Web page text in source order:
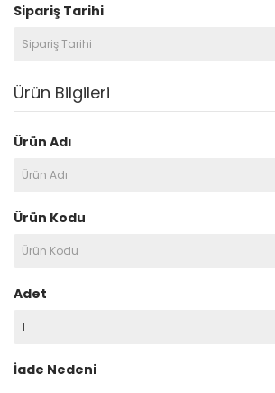
Sipariş Tarihi
Ürün Bilgileri
Ürün Adı
Ürün Kodu
Adet
İade Nedeni